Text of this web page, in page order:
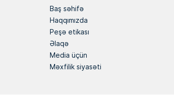
Baş səhifə
Haqqımızda
Peşə etikası
Əlaqə
Media üçün
Məxfilik siyasəti